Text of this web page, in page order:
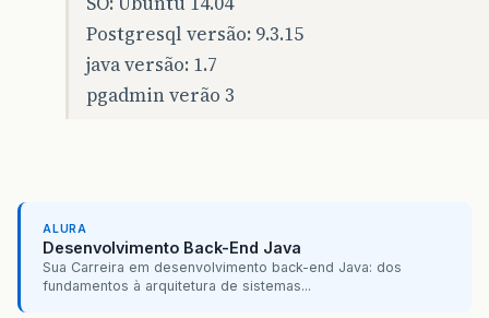
Postgresql versão: 9.3.15
java versão: 1.7
pgadmin verão 3
ALURA
Desenvolvimento Back-End Java
Sua Carreira em desenvolvimento back-end Java: dos
fundamentos à arquitetura de sistemas...